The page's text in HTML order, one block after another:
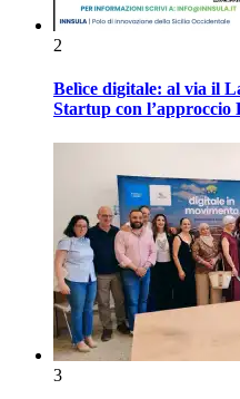
2
Belìce digitale: al via il
Startup con l’approccio
3